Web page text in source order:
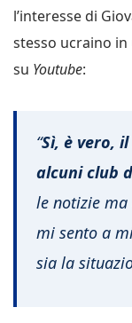
l’interesse di
stesso ucraino
su Youtube:
“Sì, è vero,
alcuni club
le notizie ma
mi sento a
sia la